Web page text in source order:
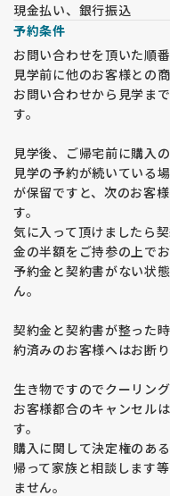
現金払い、銀行振込
予約条件
お問い合わせを頂いた順
見学前に他のお客様との
お問い合わせから見学ま
す。
見学後、ご帰宅前に購入
見学の予約が続いている
が保留ですと、次のお客
す。
気に入って頂けましたら
金の半額をご持参の上でお
予約金と契約書がない状
ん。
契約金と契約書が整った
約済みのお客様へはお断
生き物ですのでクーリン
お客様都合のキャンセル
す。
購入に関して決定権のあ
帰って家族と相談します
ません。